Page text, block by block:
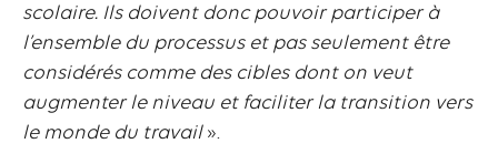
scolaire. Ils doivent donc pouvoir participer à
l’ensemble du processus et pas seulement être
considérés comme des cibles dont on veut
augmenter le niveau et faciliter la transition vers
le monde du travail».